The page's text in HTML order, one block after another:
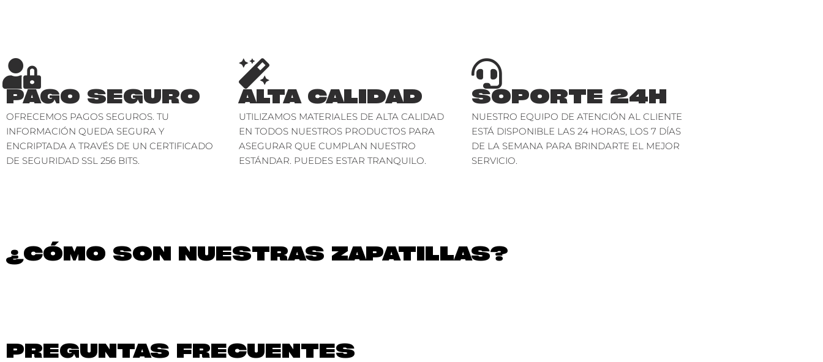
PAGO SEGURO
OFRECEMOS PAGOS SEGUROS. TU
INFORMACIÓN QUEDA SEGURA Y
ENCRIPTADA A TRAVÉS DE UN CERTIFICADO
DE SEGURIDAD SSL 256 BITS.
ALTA CALIDAD
UTILIZAMOS MATERIALES DE ALTA CALIDAD
EN TODOS NUESTROS PRODUCTOS PARA
ASEGURAR QUE CUMPLAN NUESTRO
ESTÁNDAR. PUEDES ESTAR TRANQUILO.
SOPORTE 24H
NUESTRO EQUIPO DE ATENCIÓN AL CLIENTE
ESTÁ DISPONIBLE LAS 24 HORAS, LOS 7 DÍAS
DE LA SEMANA PARA BRINDARTE EL MEJOR
SERVICIO.
¿CÓMO SON NUESTRAS ZAPATILLAS?
PREGUNTAS FRECUENTES